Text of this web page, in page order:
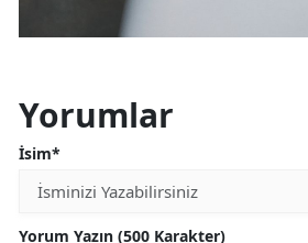
Yorumlar
İsim*
Yorum Yazın (500 Karakter)